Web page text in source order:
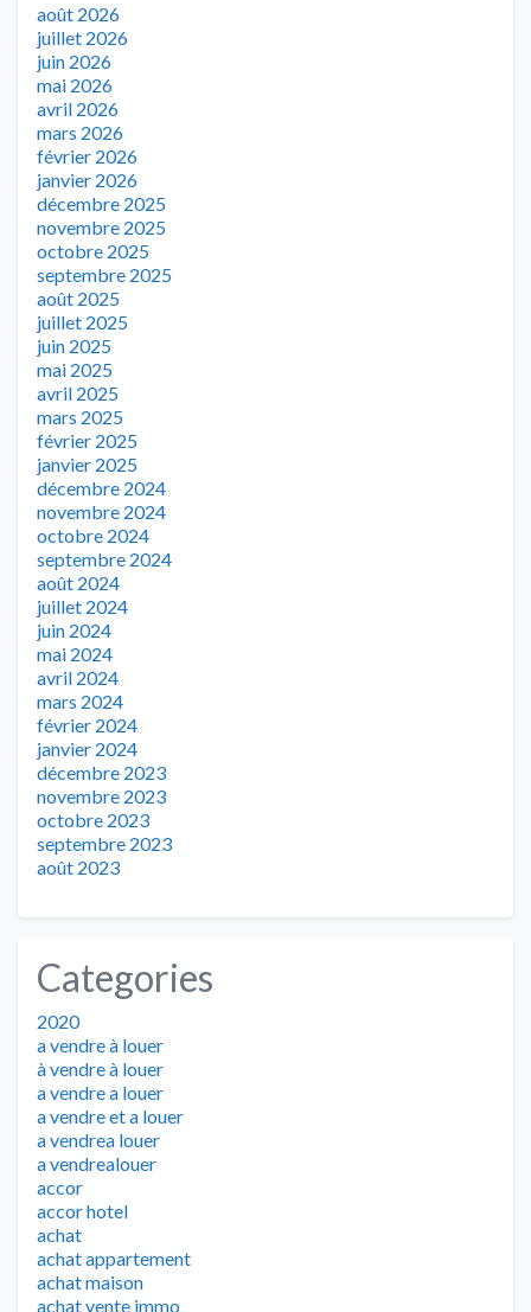
août 2026
juillet 2026
juin 2026
mai 2026
avril 2026
mars 2026
février 2026
janvier 2026
décembre 2025
novembre 2025
octobre 2025
septembre 2025
août 2025
juillet 2025
juin 2025
mai 2025
avril 2025
mars 2025
février 2025
janvier 2025
décembre 2024
novembre 2024
octobre 2024
septembre 2024
août 2024
juillet 2024
juin 2024
mai 2024
avril 2024
mars 2024
février 2024
janvier 2024
décembre 2023
novembre 2023
octobre 2023
septembre 2023
août 2023
Categories
2020
a vendre à louer
à vendre à louer
a vendre a louer
a vendre et a louer
a vendrea louer
a vendrealouer
accor
accor hotel
achat
achat appartement
achat maison
achat vente immo